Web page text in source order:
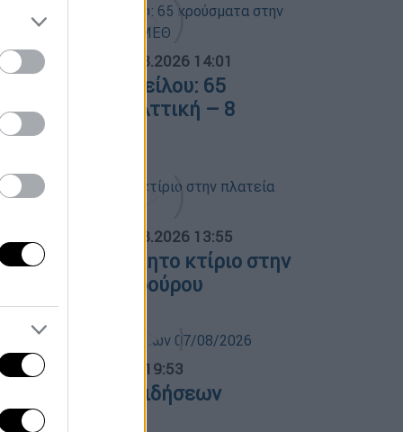
08.08.2026 14:01
του Δυτικού Νείλου: 65
στην Αττική – 8
σε ΜΕΘ
08.08.2026 13:55
σε ακατοίκητο κτίριο στην
Κουμουνδούρου
07.08.2026 19:53
δελτίο ειδήσεων
08/2026